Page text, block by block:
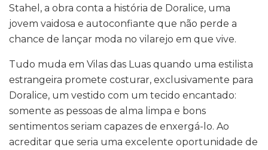
Stahel, a obra conta a história de Doralice, uma
jovem vaidosa e autoconfiante que não perde a
chance de lançar moda no vilarejo em que vive.
Tudo muda em Vilas das Luas quando uma estilista
estrangeira promete costurar, exclusivamente para
Doralice, um vestido com um tecido encantado:
somente as pessoas de alma limpa e bons
sentimentos seriam capazes de enxergá-lo. Ao
acreditar que seria uma excelente oportunidade de